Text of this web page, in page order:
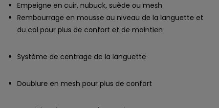
Empeigne en cuir, nubuck, suède ou mesh
Rembourrage en mousse au niveau de la languette et
du col pour plus de confort et de maintien
Système de centrage de la languette
Doublure en mesh pour plus de confort